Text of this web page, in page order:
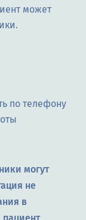
может
по телефону
могут
не
в